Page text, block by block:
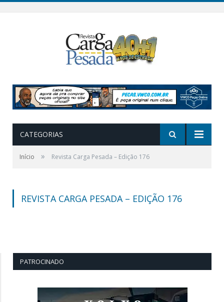
CATEGORIAS
Início » Revista Carga Pesada – Edição 176
REVISTA CARGA PESADA – EDIÇÃO 176
PATROCINADO